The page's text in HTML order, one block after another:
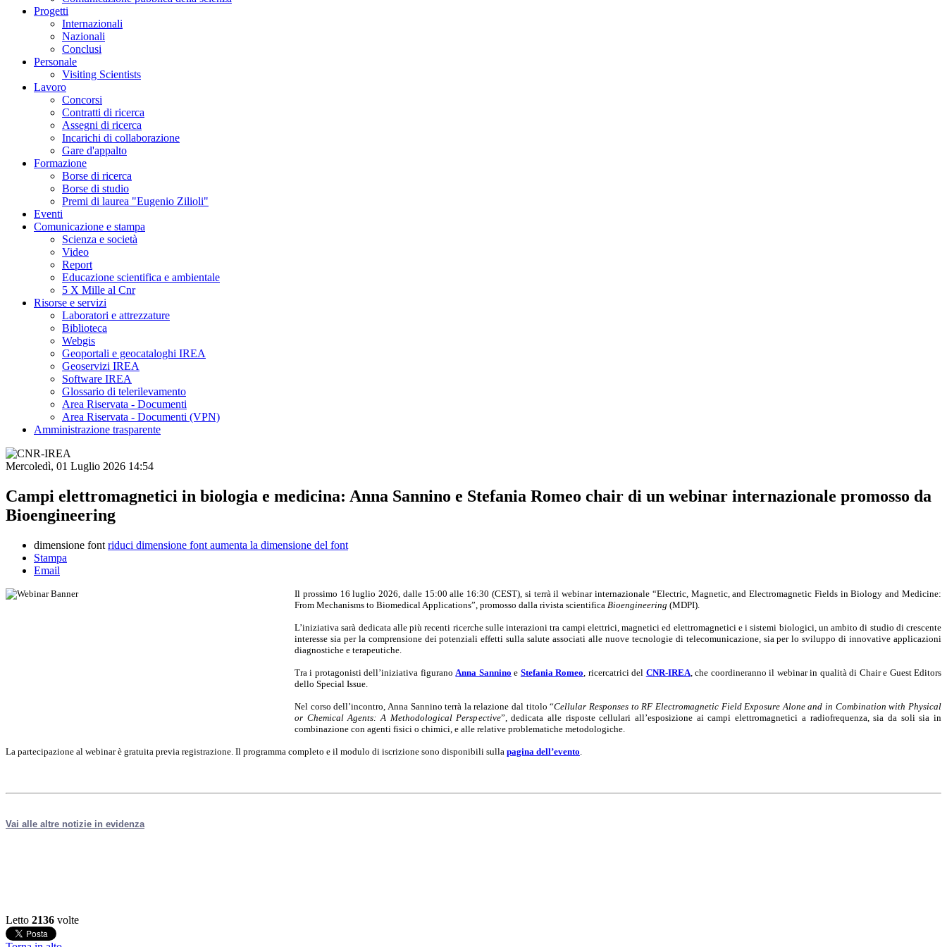
Progetti
Internazionali
Nazionali
Conclusi
Personale
Visiting Scientists
Lavoro
Concorsi
Contratti di ricerca
Assegni di ricerca
Incarichi di collaborazione
Gare d'appalto
Formazione
Borse di ricerca
Borse di studio
Premi di laurea "Eugenio Zilioli"
Eventi
Comunicazione e stampa
Scienza e società
Video
Report
Educazione scientifica e ambientale
5 X Mille al Cnr
Risorse e servizi
Laboratori e attrezzature
Biblioteca
Webgis
Geoportali e geocataloghi IREA
Geoservizi IREA
Software IREA
Glossario di telerilevamento
Area Riservata - Documenti
Area Riservata - Documenti (VPN)
Amministrazione trasparente
Mercoledì, 01 Luglio 2026 14:54
Campi elettromagnetici in biologia e medicina: Anna Sannino e Stefania Romeo chair di un webinar internazionale promosso da
Bioengineering
dimensione font riduci dimensione font aumenta la dimensione del font
Stampa
Email
Il prossimo 16 luglio 2026, dalle 15:00 alle 16:30 (CEST), si terrà il webinar internazionale “Electric, Magnetic, and Electromagnetic Fields in Biology and Medicine:
From Mechanisms to Biomedical Applications”, promosso dalla rivista scientifica Bioengineering (MDPI).
L’iniziativa sarà dedicata alle più recenti ricerche sulle interazioni tra campi elettrici, magnetici ed elettromagnetici e i sistemi biologici, un ambito di studio di crescente
interesse sia per la comprensione dei potenziali effetti sulla salute associati alle nuove tecnologie di telecomunicazione, sia per lo sviluppo di innovative applicazioni
diagnostiche e terapeutiche.
Tra i protagonisti dell’iniziativa figurano Anna Sannino e Stefania Romeo , ricercatrici del CNR-IREA, che coordineranno il webinar in qualità di Chair e Guest Editors
dello Special Issue.
Nel corso dell’incontro, Anna Sannino terrà la relazione dal titolo “Cellular Responses to RF Electromagnetic Field Exposure Alone and in Combination with Physical
or Chemical Agents: A Methodological Perspective”, dedicata alle risposte cellulari all’esposizione ai campi elettromagnetici a radiofrequenza, sia da soli sia in
combinazione con agenti fisici o chimici, e alle relative problematiche metodologiche.
La partecipazione al webinar è gratuita previa registrazione. Il programma completo e il modulo di iscrizione sono disponibili sulla pagina dell’evento
Vai alle altre notizie in evidenza
Letto 2136 volte